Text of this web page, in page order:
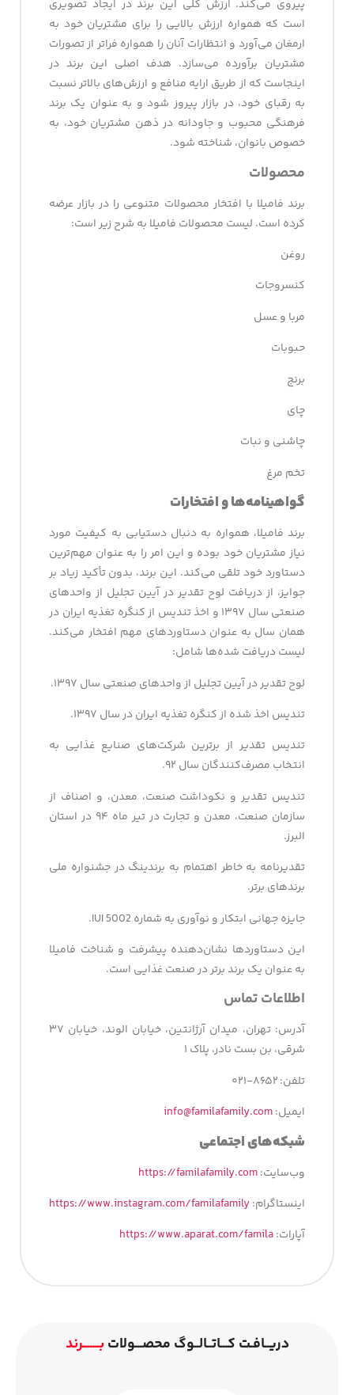
پیروی می‌کند. ارزش کلی این برند در ایجاد تصویری
است که همواره ارزش بالایی را برای مشتریان خود به
ارمغان می‌آورد و انتظارات آنان را همواره فراتر از تصورات
مشتریان برآورده می‌سازد. هدف اصلی این برند در
اینجاست که از طریق ارایه منافع و ارزش‌های بالاتر نسبت
به رقبای خود، در بازار پیروز شود و به عنوان یک برند
فرهنگی محبوب و جاودانه در ذهن مشتریان خود، به
خصوص بانوان، شناخته شود.
محصولات
برند فامیلا با افتخار محصولات متنوعی را در بازار عرضه
کرده است. لیست محصولات فامیلا به شرح زیر است:
روغن
کنسروجات
مربا و عسل
حبوبات
برنج
چای
چاشنی و نبات
تخم مرغ
گواهینامه­‌ها و افتخارات
برند فامیلا، همواره به دنبال دستیابی به کیفیت مورد
نیاز مشتریان خود بوده و این امر را به عنوان مهم‌ترین
دستاورد خود تلقی می‌کند. این برند، بدون تأکید زیاد بر
جوایز، از دریافت لوح تقدیر در آیین تجلیل از واحدهای
صنعتی سال ۱۳۹۷ و اخذ تندیس از کنگره تغذیه ایران در
همان سال به عنوان دستاوردهای مهم افتخار می‌کند.
لیست دریافت شده‌ها شامل:
لوح تقدیر در آیین تجلیل از واحدهای صنعتی سال ۱۳۹۷.
تندیس اخذ شده از کنگره تغذیه ایران در سال ۱۳۹۷.
تندیس تقدیر از برترین شرکت‌های صنایع غذایی به
انتخاب مصرف‌کنندگان سال ۹۲.
تندیس تقدیر و نکوداشت صنعت، معدن، و اصناف از
سازمان صنعت، معدن و تجارت در تیر ماه ۹۴ در استان
البرز.
تقدیرنامه به خاطر اهتمام به برندینگ در جشنواره ملی
برندهای برتر.
جایزه جهانی ابتکار و نوآوری به شماره IUI 5002.
این دستاوردها نشان‌دهنده پیشرفت و شناخت فامیلا
به عنوان یک برند برتر در صنعت غذایی است.
اطلاعات تماس
آدرس: تهران، میدان آرژانتین، خیابان الوند، خیابان ۳۷
شرقی، بن بست نادر، پلاک ۱
تلفن: ۸۶۵۲-۰۲۱
ایمیل:info@familafamily.com
شبکه­‌های اجتماعی
وب‌سایت:https://familafamily.com
اینستاگرام:https://www.instagram.com/familafamily
آپارات:https://www.aparat.com/famila
دریــافـت کـــاتــالــوگ محصـــولات بـــــــرند